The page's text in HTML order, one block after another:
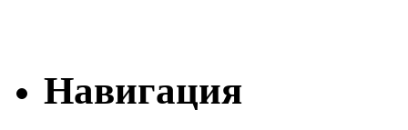
Навигация